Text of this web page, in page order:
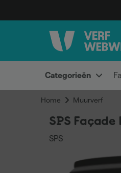
Categorieën
Home Muurverf
SPS
SPS